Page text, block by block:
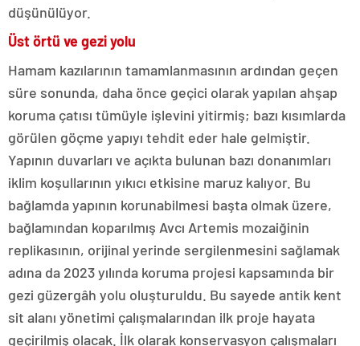
düşünülüyor.
Üst örtü ve gezi yolu
Hamam kazılarının tamamlanmasının ardından geçen
süre sonunda, daha önce geçici olarak yapılan ahşap
koruma çatısı tümüyle işlevini yitirmiş; bazı kısımlarda
görülen göçme yapıyı tehdit eder hale gelmiştir.
Yapının duvarları ve açıkta bulunan bazı donanımları
iklim koşullarının yıkıcı etkisine maruz kalıyor. Bu
bağlamda yapının korunabilmesi başta olmak üzere,
bağlamından koparılmış Avcı Artemis mozaiğinin
replikasının, orijinal yerinde sergilenmesini sağlamak
adına da 2023 yılında koruma projesi kapsamında bir
gezi güzergâh yolu oluşturuldu. Bu sayede antik kent
sit alanı yönetimi çalışmalarından ilk proje hayata
geçirilmiş olacak. İlk olarak konservasyon çalışmaları